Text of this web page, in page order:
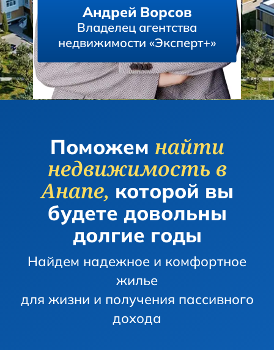
Андрей Ворсов
Владелец агентства
недвижимости «Эксперт+»
Поможем найти
недвижимость в
Анапе, которой вы
будете довольны
долгие годы
Найдем надежное и комфортное
жилье
для жизни и получения пассивного
дохода